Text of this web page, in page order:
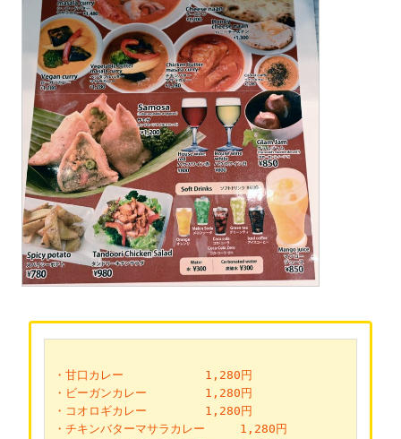
・甘口カレー　　　　　　　1,280円
・ビーガンカレー　　　　　1,280円
・コオロギカレー　　　　　1,280円
・チキンバターマサラカレー　　　1,280円